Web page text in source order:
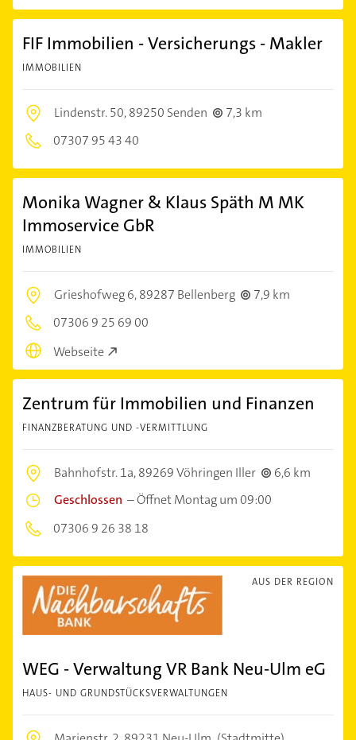
FIF Immobilien - Versicherungs - Makler
IMMOBILIEN
Lindenstr. 50,89250 Senden
7,3 km
07307 95 43 40
Monika Wagner & Klaus Späth M MK
Immoservice GbR
IMMOBILIEN
Grieshofweg 6,89287 Bellenberg
7,9 km
07306 9 25 69 00
Webseite
Zentrum für Immobilien und Finanzen
FINANZBERATUNG UND -VERMITTLUNG
Bahnhofstr. 1a,89269 Vöhringen Iller
6,6 km
Geschlossen –Öffnet Montag um 09:00
07306 9 26 38 18
AUS DER REGION
WEG - Verwaltung VR Bank Neu-Ulm eG
HAUS- UND GRUNDSTÜCKSVERWALTUNGEN